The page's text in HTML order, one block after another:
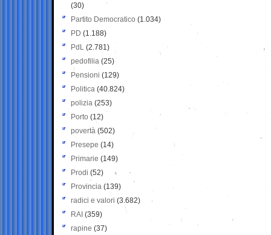
(30)
Partito Democratico (1.034)
PD (1.188)
PdL (2.781)
pedofilia (25)
Pensioni (129)
Politica (40.824)
polizia (253)
Porto (12)
povertà (502)
Presepe (14)
Primarie (149)
Prodi (52)
Provincia (139)
radici e valori (3.682)
RAI (359)
rapine (37)